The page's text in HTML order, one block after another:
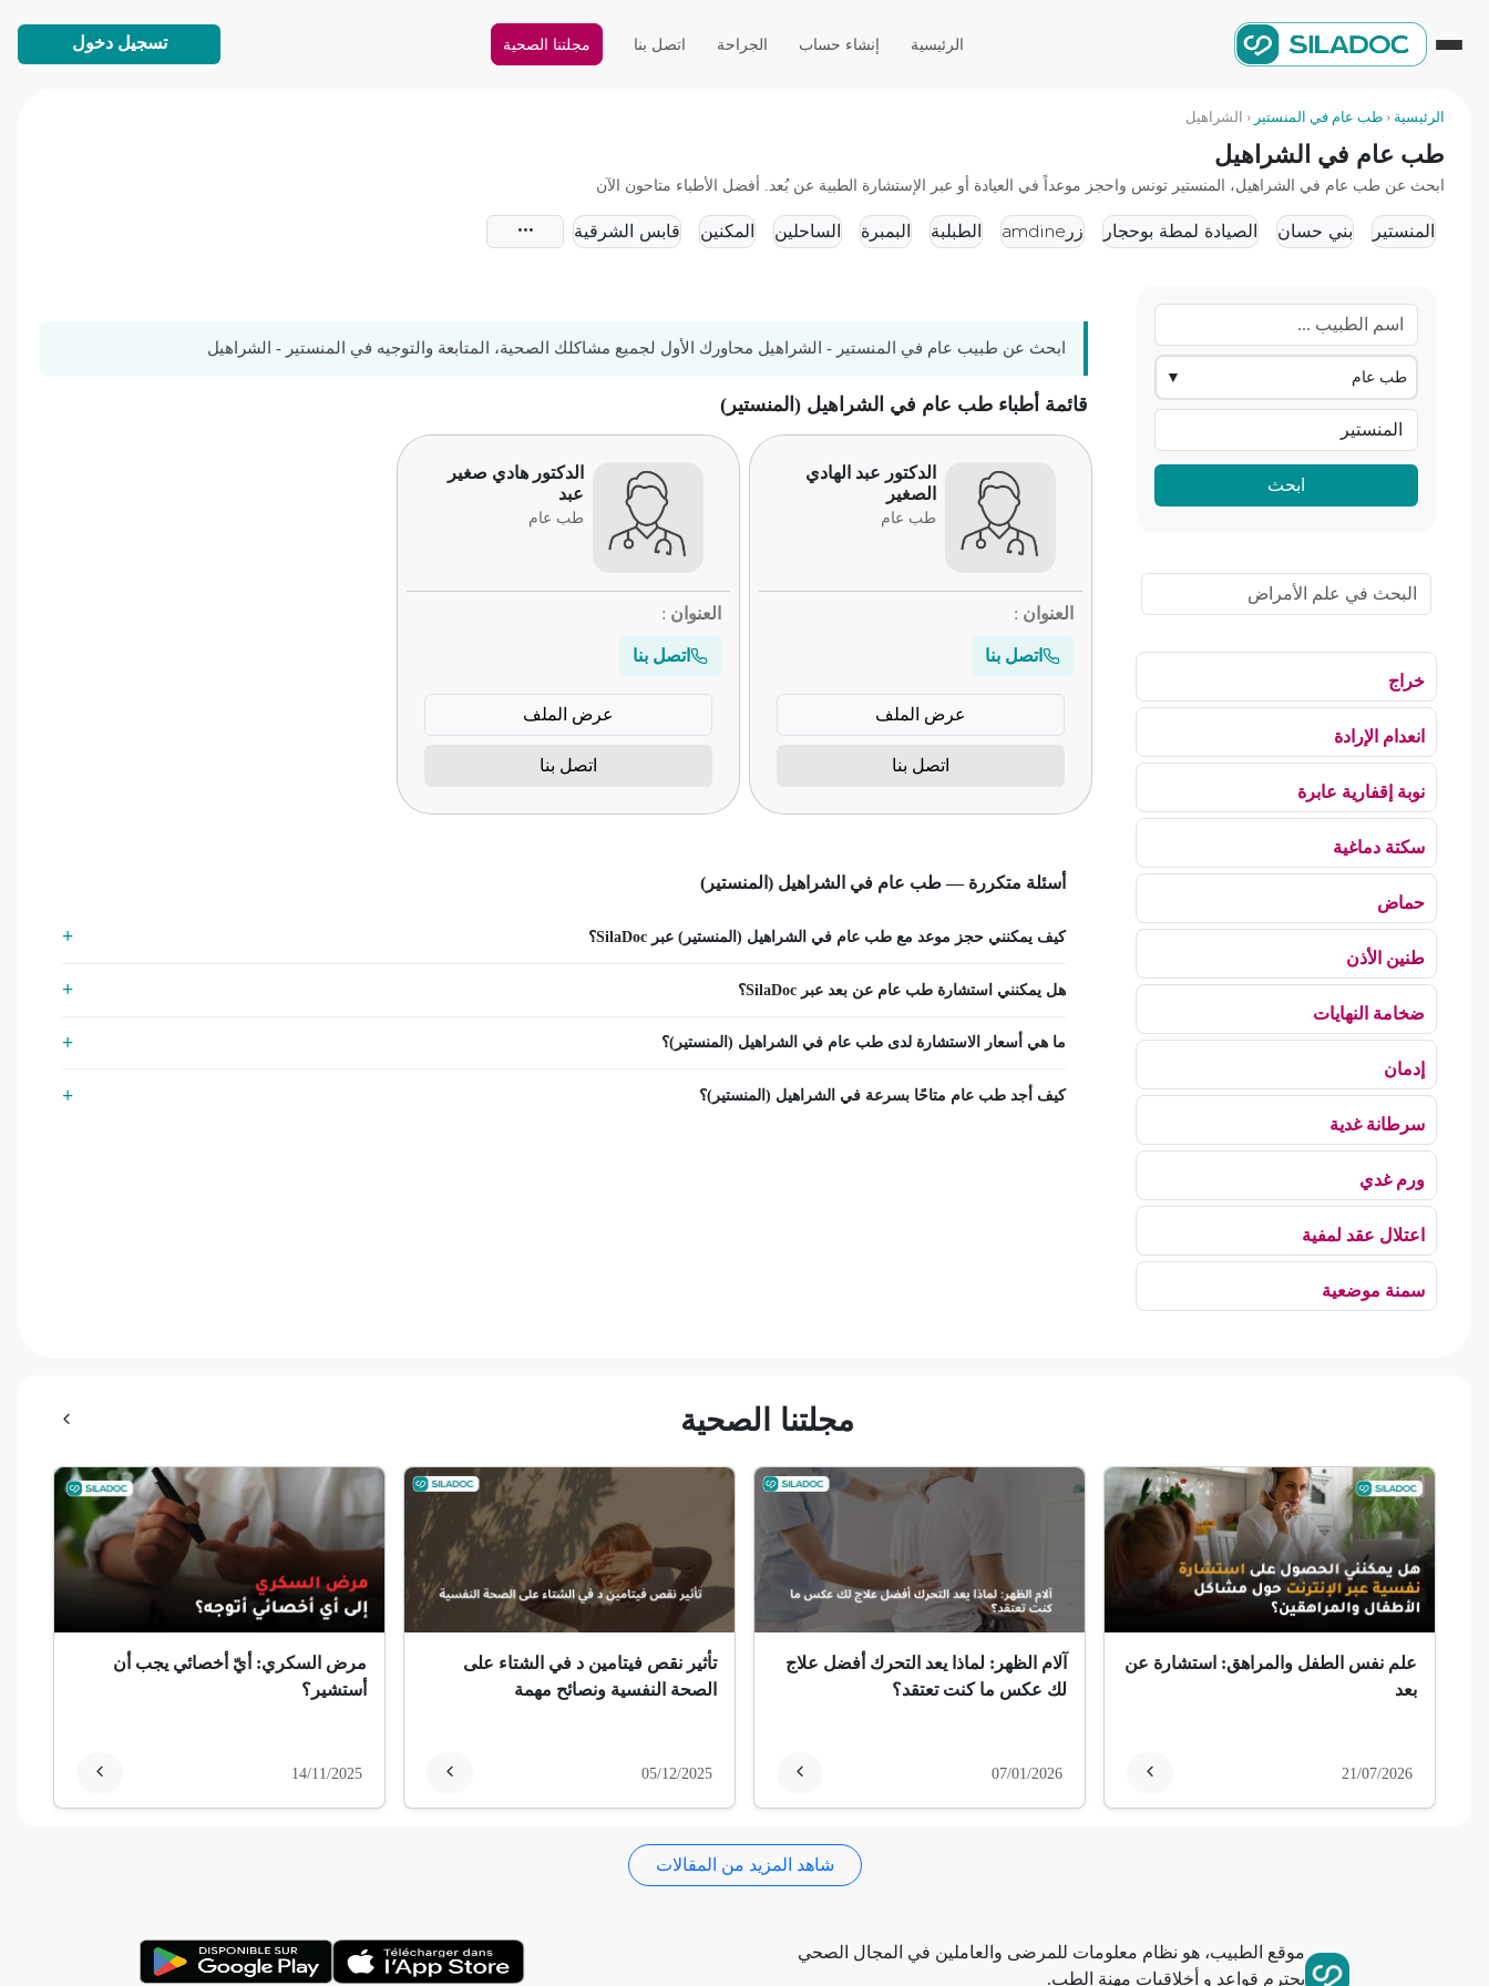
الرئيسية إنشاء حساب الجراحة اتصل بنا مجلتنا الصحية تسجيل دخول
الرئيسية ‹ طب عام في المنستير ‹ الشراهيل
طب عام في الشراهيل
ابحث عن طب عام في الشراهيل، المنستير تونس واحجز موعداً في العيادة أو عبر الإستشارة الطبية عن بُعد. أفضل الأطباء متاحون الآن
المنستير بني حسان الصيادة لمطة بوحجار زرamdine الطبلبة البمبرة الساحلين المكنين قابس الشرقية
طب عام ▼
ابحث
خراج
انعدام الإرادة
نوبة إقفارية عابرة
سكتة دماغية
حماض
طنين الأذن
ضخامة النهايات
إدمان
سرطانة غدية
ورم غدي
اعتلال عقد لمفية
سمنة موضعية
ضمور الألم
ضمور عصبي ألمي
ثعلبة
استسقاء عام
ابحث عن طبيب عام في المنستير - الشراهيل محاورك الأول لجميع مشاكلك الصحية، المتابعة والتوجيه في المنستير - الشراهيل
قائمة أطباء طب عام في الشراهيل (المنستير)
الدكتور عبد الهادي
الصغير
طب عام
العنوان :
اتصل بنا
عرض الملف
اتصل بنا
الدكتور هادي صغير
عبد
طب عام
العنوان :
اتصل بنا
عرض الملف
اتصل بنا
أسئلة متكررة — طب عام في الشراهيل (المنستير)
كيف يمكنني حجز موعد مع طب عام في الشراهيل (المنستير) عبر SilaDoc؟
هل يمكنني استشارة طب عام عن بعد عبر SilaDoc؟
ما هي أسعار الاستشارة لدى طب عام في الشراهيل (المنستير)؟
كيف أجد طب عام متاحًا بسرعة في الشراهيل (المنستير)؟
مجلتنا الصحية
علم نفس الطفل والمراهق: استشارة عن
بعد
21/07/2026
آلام الظهر: لماذا يعد التحرك أفضل علاج
لك عكس ما كنت تعتقد؟
07/01/2026
تأثير نقص فيتامين د في الشتاء على
الصحة النفسية ونصائح مهمة
05/12/2025
مرض السكري: أيّ أخصائي يجب أن
أستشير؟
14/11/2025
شاهد المزيد من المقالات
موقع الطبيب، هو نظام معلومات للمرضى والعاملين في المجال الصحي
يحترم قواعد و أخلاقيات مهنة الطب.